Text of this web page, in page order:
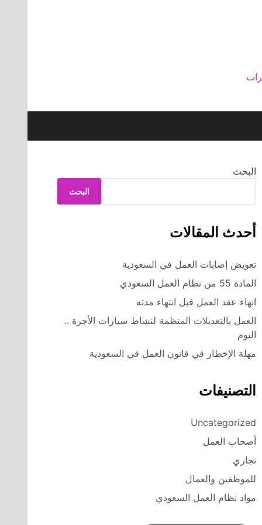
البحث
البحث
أحدث المقالات
تعويض إصابات العمل في السعودية
المادة 55 من نظام العمل السعودي
انهاء عقد العمل قبل انتهاء مدته
العمل بالتعديلات المنظمة لنشاط سيارات الأجرة ..
اليوم
مهلة الإخطار في قانون العمل في السعودية
التصنيفات
Uncategorized
أصحاب العمل
تجاري
للموظفين والعمال
مواد نظام العمل السعودي